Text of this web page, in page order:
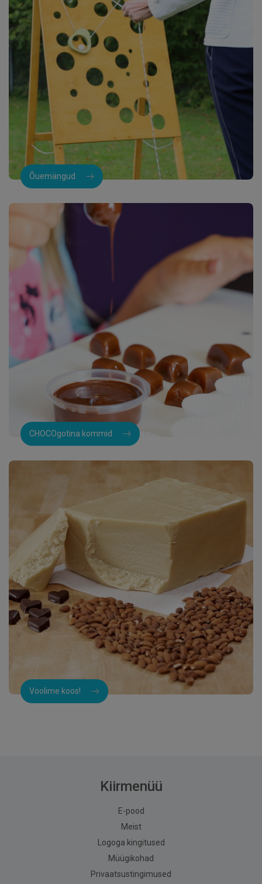
Õuemängud
CHOCOgotina kommid
Voolime koos!
Kiirmenüü
E-pood
Meist
Logoga kingitused
Müügikohad
Privaatsustingimused